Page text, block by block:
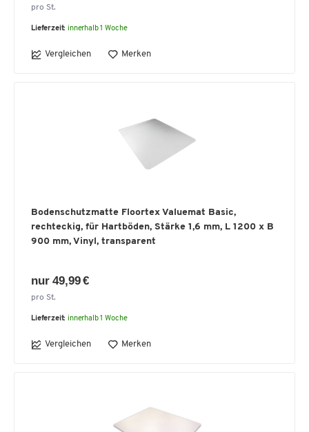
pro St.
Lieferzeit: innerhalb 1 Woche
Vergleichen Merken
Bodenschutzmatte Floortex Valuemat Basic,
rechteckig, für Hartböden, Stärke 1,6 mm, L 1200 x B
900 mm, Vinyl, transparent
nur 49,99 €
pro St.
Lieferzeit: innerhalb 1 Woche
Vergleichen Merken